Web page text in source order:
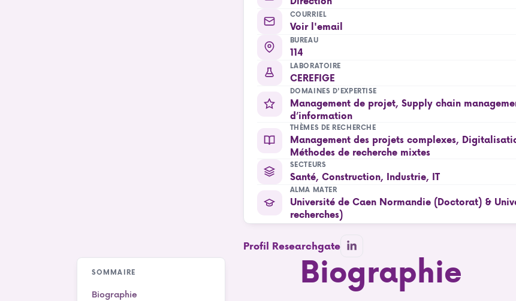
COURRIEL
Voir l'email
BUREAU
114
LABORATOIRE
CEREFIGE
DOMAINES D'EXPERTISE
Management de projet, Supply chain
d’information
THÈMES DE RECHERCHE
Management des projets complexes,
Méthodes de recherche mixtes
SECTEURS
Santé, Construction, Industrie, IT
ALMA MATER
Université de Caen Normandie (Doctorat) &
recherches)
Profil Researchgate
SOMMAIRE
Biographie
Biographie